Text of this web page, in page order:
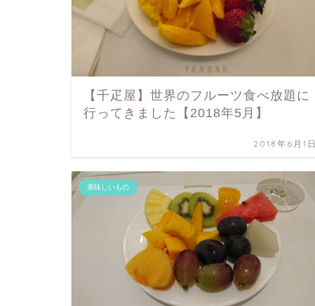
【千疋屋】世界のフルーツ食べ放題に
行ってきました【2018年5月】
2018年6月1日
美味しいもの